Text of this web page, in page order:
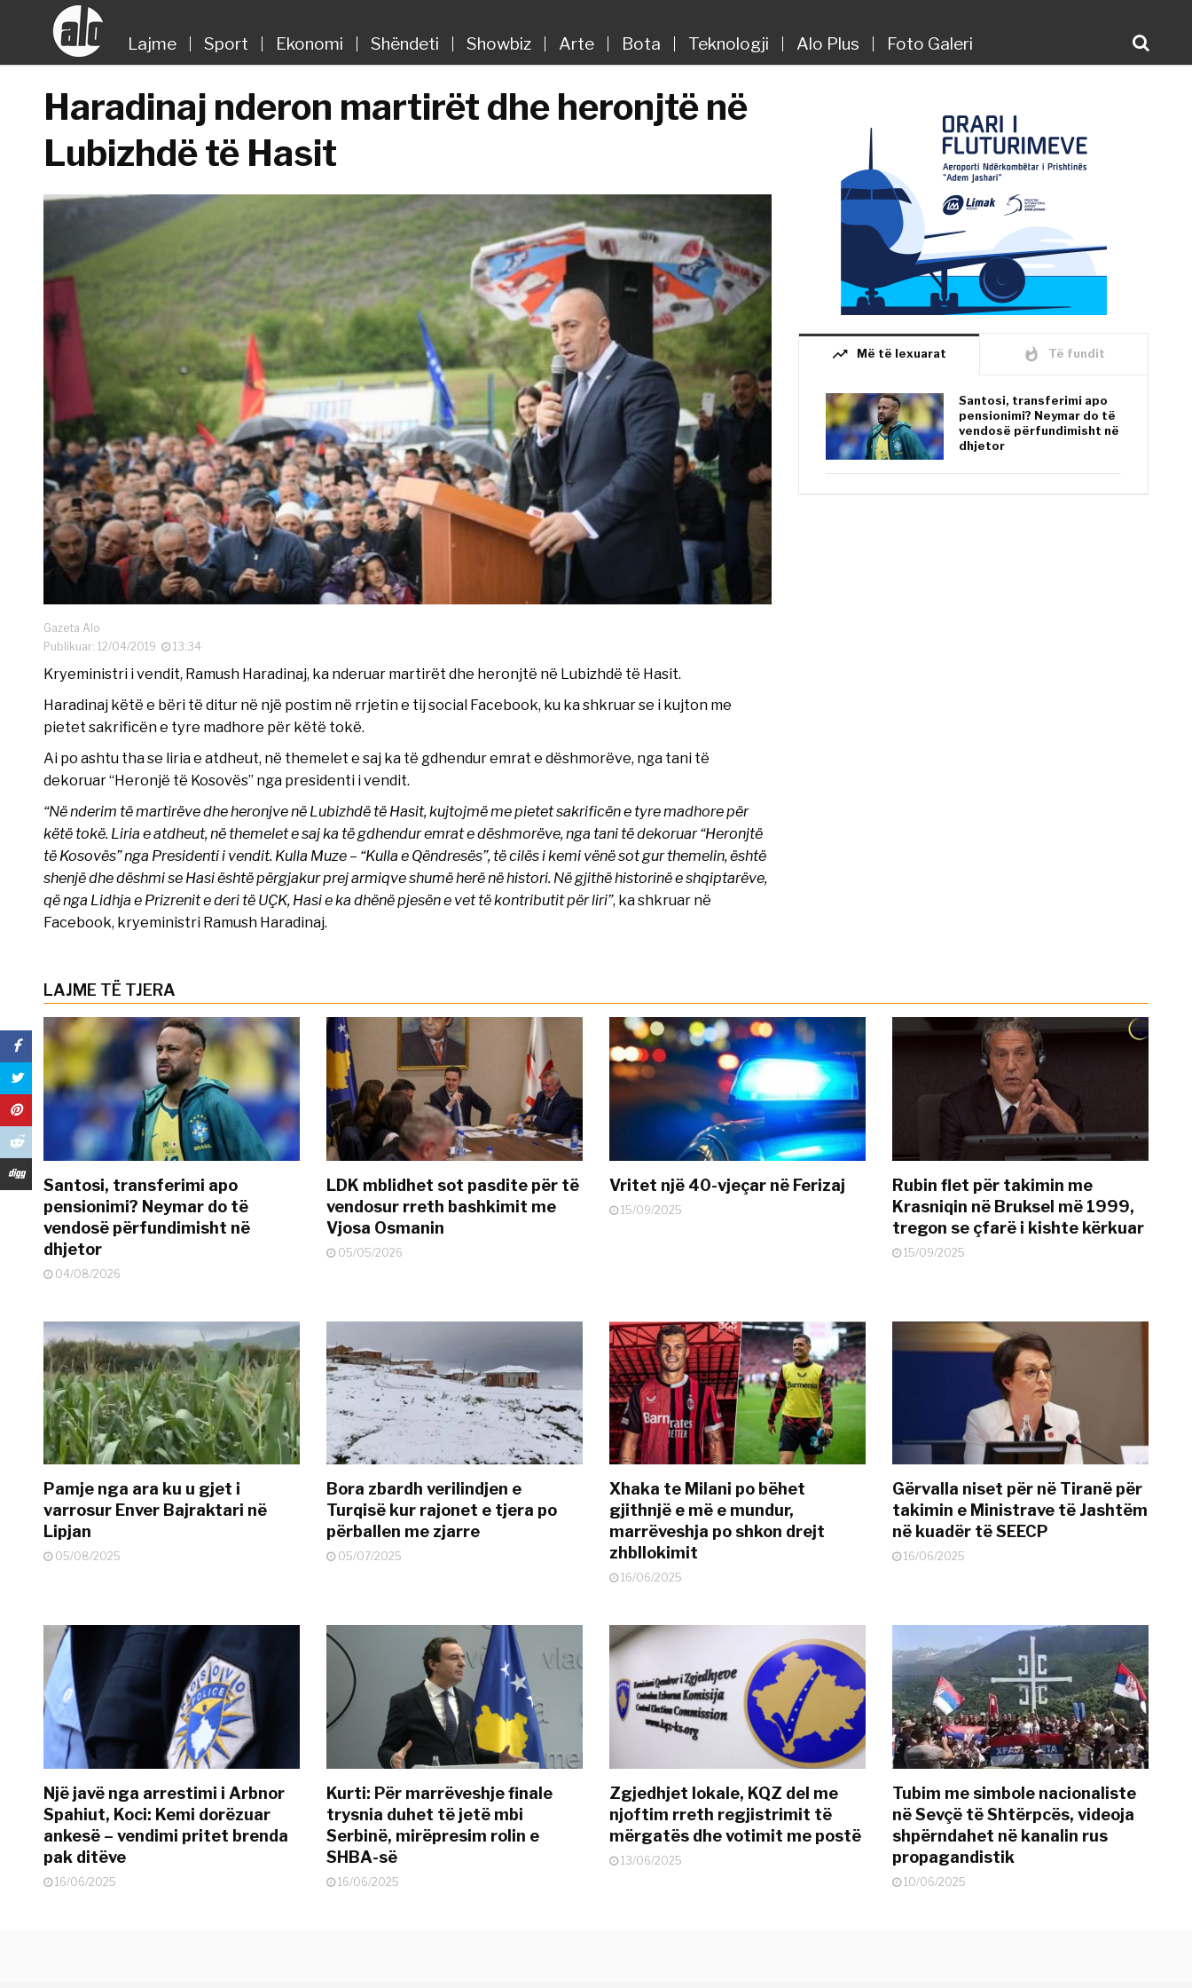
Lajme Sport Ekonomi Shëndeti Showbiz Arte Bota Teknologji Alo Plus Foto Galeri
Haradinaj nderon martirët dhe heronjtë në
Lubizhdë të Hasit
Gazeta Alo
Publikuar: 12/04/2019
13:34
Kryeministri i vendit, Ramush Haradinaj, ka nderuar martirët dhe heronjtë në Lubizhdë të Hasit.
Haradinaj këtë e bëri të ditur në një postim në rrjetin e tij social Facebook, ku ka shkruar se i kujton me
pietet sakrificën e tyre madhore për këtë tokë.
Ai po ashtu tha se liria e atdheut, në themelet e saj ka të gdhendur emrat e dëshmorëve, nga tani të
dekoruar “Heronjë të Kosovës” nga presidenti i vendit.
“Në nderim të martirëve dhe heronjve në Lubizhdë të Hasit, kujtojmë me pietet sakrificën e tyre madhore për
këtë tokë. Liria e atdheut, në themelet e saj ka të gdhendur emrat e dëshmorëve, nga tani të dekoruar “Heronjtë
të Kosovës” nga Presidenti i vendit. Kulla Muze – “Kulla e Qëndresës”, të cilës i kemi vënë sot gur themelin, është
shenjë dhe dëshmi se Hasi është përgjakur prej armiqve shumë herë në histori. Në gjithë historinë e shqiptarëve,
që nga Lidhja e Prizrenit e deri të UÇK, Hasi e ka dhënë pjesën e vet të kontributit për liri”, ka shkruar në
Facebook, kryeministri Ramush Haradinaj.
trending_up Më të lexuarat whatshot Të fundit
Santosi, transferimi apo
pensionimi? Neymar do të
vendosë përfundimisht në
dhjetor
LAJME TË TJERA
Santosi, transferimi apo
pensionimi? Neymar do të
vendosë përfundimisht në
dhjetor
04/08/2026
LDK mblidhet sot pasdite për të
vendosur rreth bashkimit me
Vjosa Osmanin
05/05/2026
Vritet një 40-vjeçar në Ferizaj
15/09/2025
Rubin flet për takimin me
Krasniqin në Bruksel më 1999,
tregon se çfarë i kishte kërkuar
15/09/2025
Pamje nga ara ku u gjet i
varrosur Enver Bajraktari në
Lipjan
05/08/2025
Bora zbardh verilindjen e
Turqisë kur rajonet e tjera po
përballen me zjarre
05/07/2025
Xhaka te Milani po bëhet
gjithnjë e më e mundur,
marrëveshja po shkon drejt
zhbllokimit
16/06/2025
Gërvalla niset për në Tiranë për
takimin e Ministrave të Jashtëm
në kuadër të SEECP
16/06/2025
Një javë nga arrestimi i Arbnor
Spahiut, Koci: Kemi dorëzuar
ankesë – vendimi pritet brenda
pak ditëve
16/06/2025
Kurti: Për marrëveshje finale
trysnia duhet të jetë mbi
Serbinë, mirëpresim rolin e
SHBA-së
16/06/2025
Zgjedhjet lokale, KQZ del me
njoftim rreth regjistrimit të
mërgatës dhe votimit me postë
13/06/2025
Tubim me simbole nacionaliste
në Sevçë të Shtërpcës, videoja
shpërndahet në kanalin rus
propagandistik
10/06/2025